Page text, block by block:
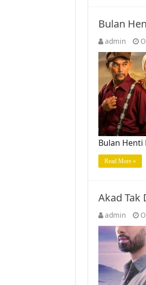
Bulan
admin
Bulan Henti
Read More »
Akad Tak
admin